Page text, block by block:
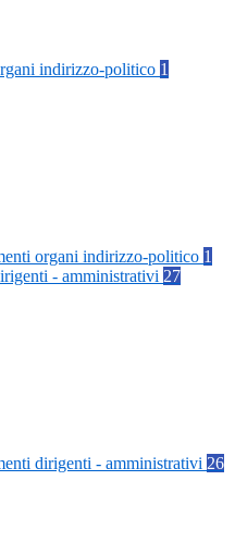
indirizzo-politico 1
organi indirizzo-politico 1
- amministrativi 27
dirigenti - amministrativi 26